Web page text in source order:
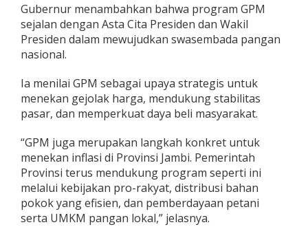
Gubernur menambahkan bahwa program GPM
sejalan dengan Asta Cita Presiden dan Wakil
Presiden dalam mewujudkan swasembada pangan
nasional.
Ia menilai GPM sebagai upaya strategis untuk
menekan gejolak harga, mendukung stabilitas
pasar, dan memperkuat daya beli masyarakat.
“GPM juga merupakan langkah konkret untuk
menekan inflasi di Provinsi Jambi. Pemerintah
Provinsi terus mendukung program seperti ini
melalui kebijakan pro-rakyat, distribusi bahan
pokok yang efisien, dan pemberdayaan petani
serta UMKM pangan lokal,” jelasnya.